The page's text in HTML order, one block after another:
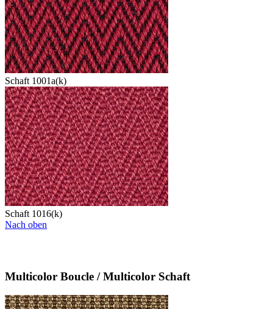
Schaft 1001a(k)
Schaft 1016(k)
Nach oben
Multicolor Boucle / Multicolor Schaft